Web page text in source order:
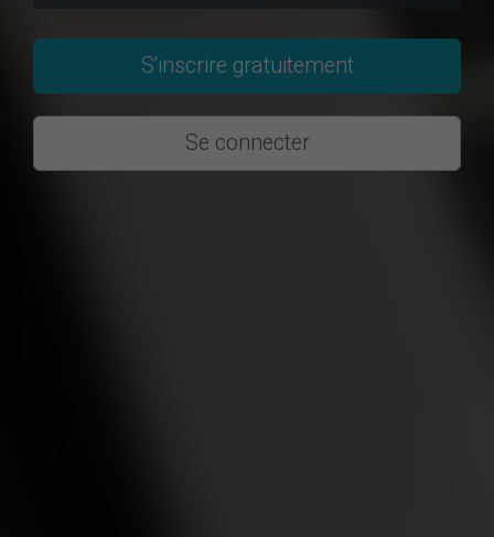
S'inscrire gratuitement
Se connecter